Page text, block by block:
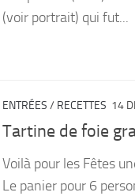
(voir portrait) qui fut...
ENTRÉES / RECETTES 14
Tartine de foie
Voilà pour les Fêtes
Le panier pour 6